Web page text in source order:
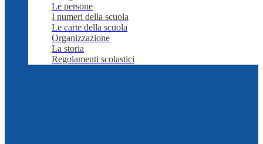
Le persone
I numeri della scuola
Le carte della scuola
Organizzazione
La storia
Regolamenti scolastici